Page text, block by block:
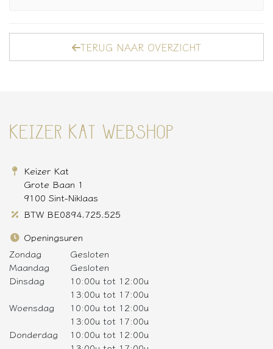
TERUG NAAR OVERZICHT
KEIZER KAT WEBSHOP
Keizer Kat
Grote Baan 1
9100 Sint-Niklaas
BTW BE0894.725.525
Openingsuren
Zondag
Gesloten
Maandag
Gesloten
Dinsdag
10:00u tot 12:00u
13:00u tot 17:00u
Woensdag
10:00u tot 12:00u
13:00u tot 17:00u
Donderdag
10:00u tot 12:00u